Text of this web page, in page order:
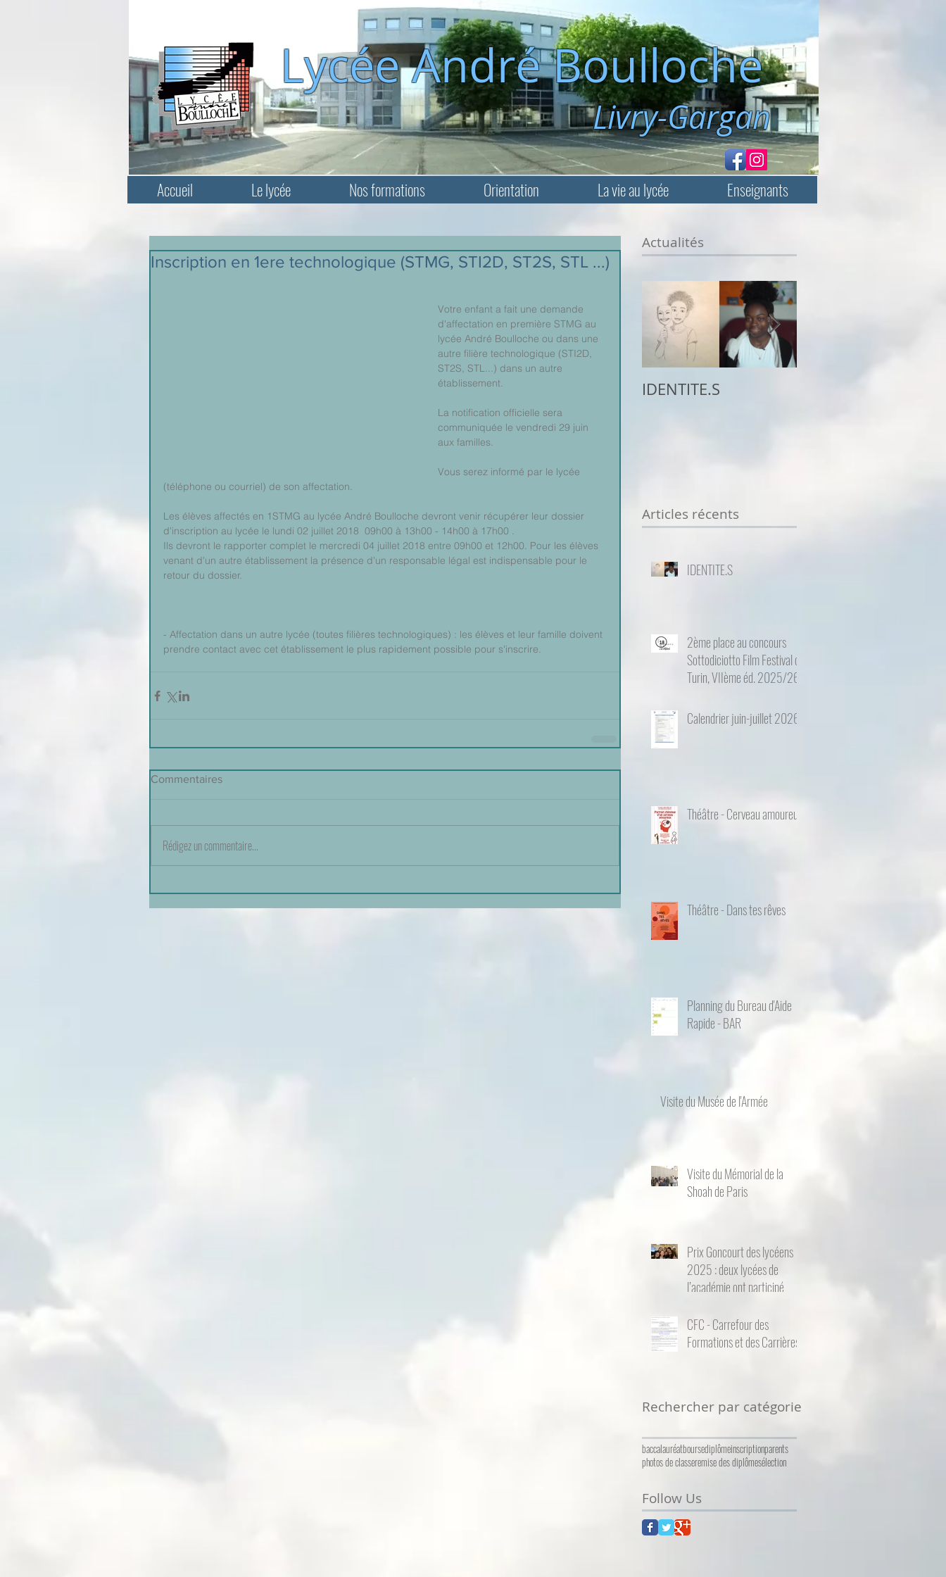
Lycée André Boulloche
Livry-Gargan
Accueil Le lycée Nos formations Orientation La vie au lycée Enseignants
Inscription en 1ere technologique (STMG, STI2D, ST2S, STL ...)
Votre enfant a fait une demande
d'affectation en première STMG au
lycée André Boulloche ou dans une
autre filière technologique (STI2D,
ST2S, STL...) dans un autre
établissement.
La notification officielle sera
communiquée le vendredi 29 juin
aux familles.
Vous serez informé par le lycée
(téléphone ou courriel) de son affectation.
Les élèves affectés en 1STMG au lycée André Boulloche devront venir récupérer leur dossier
d'inscription au lycée le lundi 02 juillet 2018  09h00 à 13h00 - 14h00 à 17h00 .
Ils devront le rapporter complet le mercredi 04 juillet 2018 entre 09h00 et 12h00. Pour les élèves
venant d'un autre établissement la présence d'un responsable légal est indispensable pour le
retour du dossier.
- Affectation dans un autre lycée (toutes filières technologiques) : les élèves et leur famille doivent
prendre contact avec cet établissement le plus rapidement possible pour s'inscrire.
Commentaires
Rédigez un commentaire...
Actualités
IDENTITE.S
Articles récents
IDENTITE.S
2ème place au concours
Sottodiciotto Film Festival de
Turin, VIIème éd. 2025/26
Calendrier juin-juillet 2026
Théâtre - Cerveau amoureux
Théâtre - Dans tes rêves
Planning du Bureau d'Aide
Rapide - BAR
Visite du Musée de l'Armée
Visite du Mémorial de la
Shoah de Paris
Prix Goncourt des lycéens
2025 : deux lycées de
l’académie ont participé
CFC - Carrefour des
Formations et des Carrières
Rechercher par catégorie
baccalauréatboursediplômeinscriptionparents
photos de classeremise des diplômesélection
Follow Us